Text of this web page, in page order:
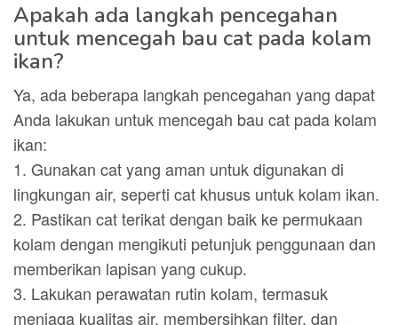
Apakah ada langkah pencegahan
untuk mencegah bau cat pada kolam
ikan?
Ya, ada beberapa langkah pencegahan yang dapat
Anda lakukan untuk mencegah bau cat pada kolam
ikan:
1. Gunakan cat yang aman untuk digunakan di
lingkungan air, seperti cat khusus untuk kolam ikan.
2. Pastikan cat terikat dengan baik ke permukaan
kolam dengan mengikuti petunjuk penggunaan dan
memberikan lapisan yang cukup.
3. Lakukan perawatan rutin kolam, termasuk
menjaga kualitas air, membersihkan filter, dan